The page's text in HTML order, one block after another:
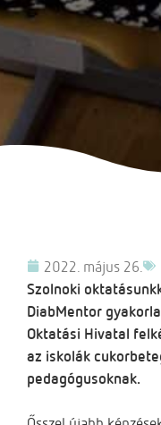
2022. május 26.
Szolnoki
DiabMentor
Oktatási Hivatal
az iskolák
pedagógusoknak.